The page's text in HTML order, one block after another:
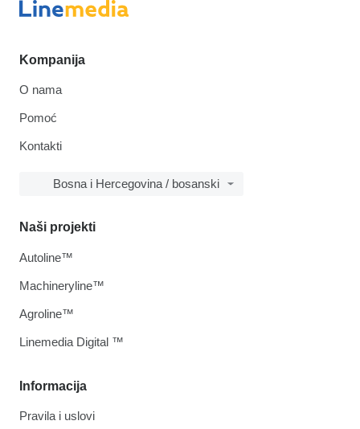
Kompanija
O nama
Pomoć
Kontakti
Bosna i Hercegovina / bosanski
Informacija
Pravila i uslovi
Naši projekti
Autoline™
Machineryline™
Agroline™
Linemedia Digital ™